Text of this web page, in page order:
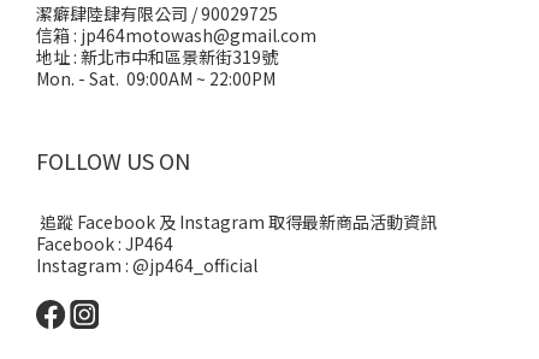
潔癖肆陸肆有限公司 / 90029725
信箱 : jp464motowash@gmail.com
地址 : 新北市中和區景新街319號
Mon. - Sat. 09:00AM ~ 22:00PM
FOLLOW US ON
追蹤 Facebook 及 Instagram 取得最新商品活動資訊
Facebook : JP464
Instagram : @jp464_official